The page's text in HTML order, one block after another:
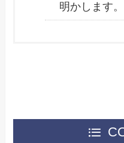
明かします。